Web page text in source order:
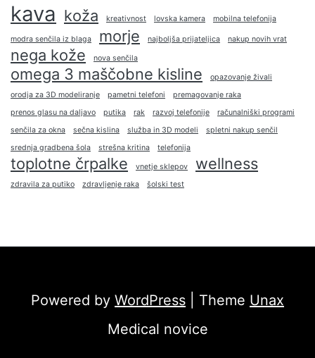
kava koža kreativnost lovska kamera mobilna telefonija
modra senčila iz blaga morje najboljša prijateljica nakup novih vrat
nega kože nova senčila
omega 3 maščobne kisline
opazovanje živali
orodja za 3D modeliranje
pametni telefoni
premagovanje raka
prenos glasu na daljavo
putika rak razvoj telefonije
računalniški programi
senčila za okna
sečna kislina služba in 3D modeli
spletni nakup senčil
srednja gradbena šola
strešna kritina telefonija
toplotne črpalke vnetje sklepov wellness
zdravila za putiko zdravljenje raka šolski test
Powered by WordPress | Theme Unax
Medical novice